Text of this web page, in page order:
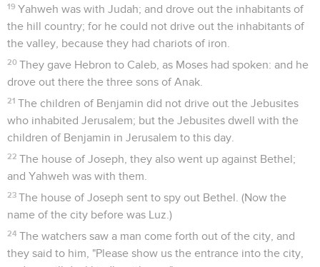
19 Yahweh was with Judah; and drove out the inhabitants of
the hill country; for he could not drive out the inhabitants of
the valley, because they had chariots of iron.
20 They gave Hebron to Caleb, as Moses had spoken: and he
drove out there the three sons of Anak.
21 The children of Benjamin did not drive out the Jebusites
who inhabited Jerusalem; but the Jebusites dwell with the
children of Benjamin in Jerusalem to this day.
22 The house of Joseph, they also went up against Bethel;
and Yahweh was with them.
23 The house of Joseph sent to spy out Bethel. (Now the
name of the city before was Luz.)
24 The watchers saw a man come forth out of the city, and
they said to him, "Please show us the entrance into the city,